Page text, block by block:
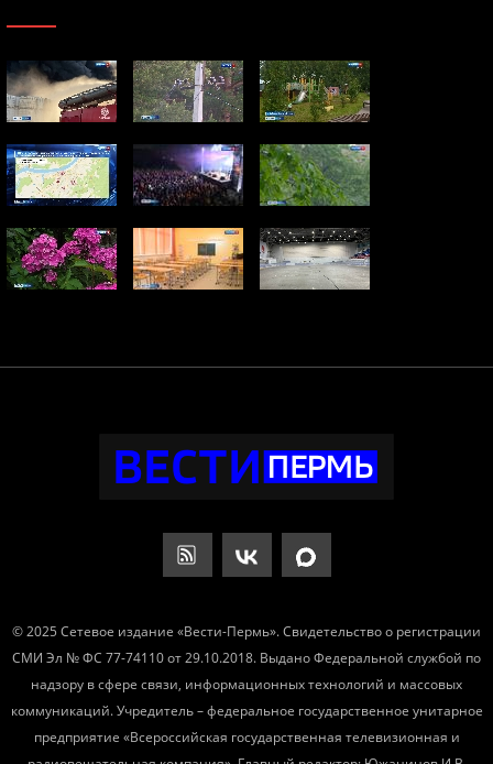
© 2025 Сетевое издание «Вести-Пермь». Свидетельство о регистрации
СМИ Эл № ФС 77-74110 от 29.10.2018. Выдано Федеральной службой по
надзору в сфере связи, информационных технологий и массовых
коммуникаций. Учредитель – федеральное государственное унитарное
предприятие «Всероссийская государственная телевизионная и